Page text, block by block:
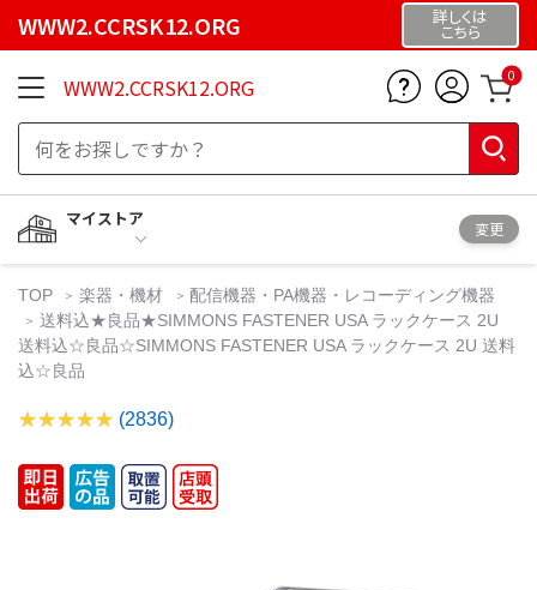
WWW2.CCRSK12.ORG 詳しくは
こちら
WWW2.CCRSK12.ORG 0
マイストア
変更
TOP 楽器・機材
配信機器・PA機器・レコーディング機器
送料込★良品★SIMMONS FASTENER USA ラックケース 2U
送料込☆良品☆SIMMONS FASTENER USA ラックケース 2U 送料
込☆良品
(2836)